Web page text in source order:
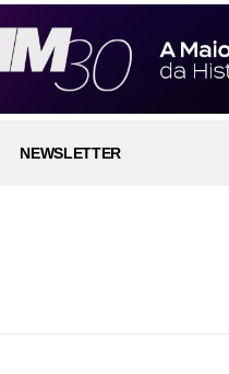
NEWSLETTER